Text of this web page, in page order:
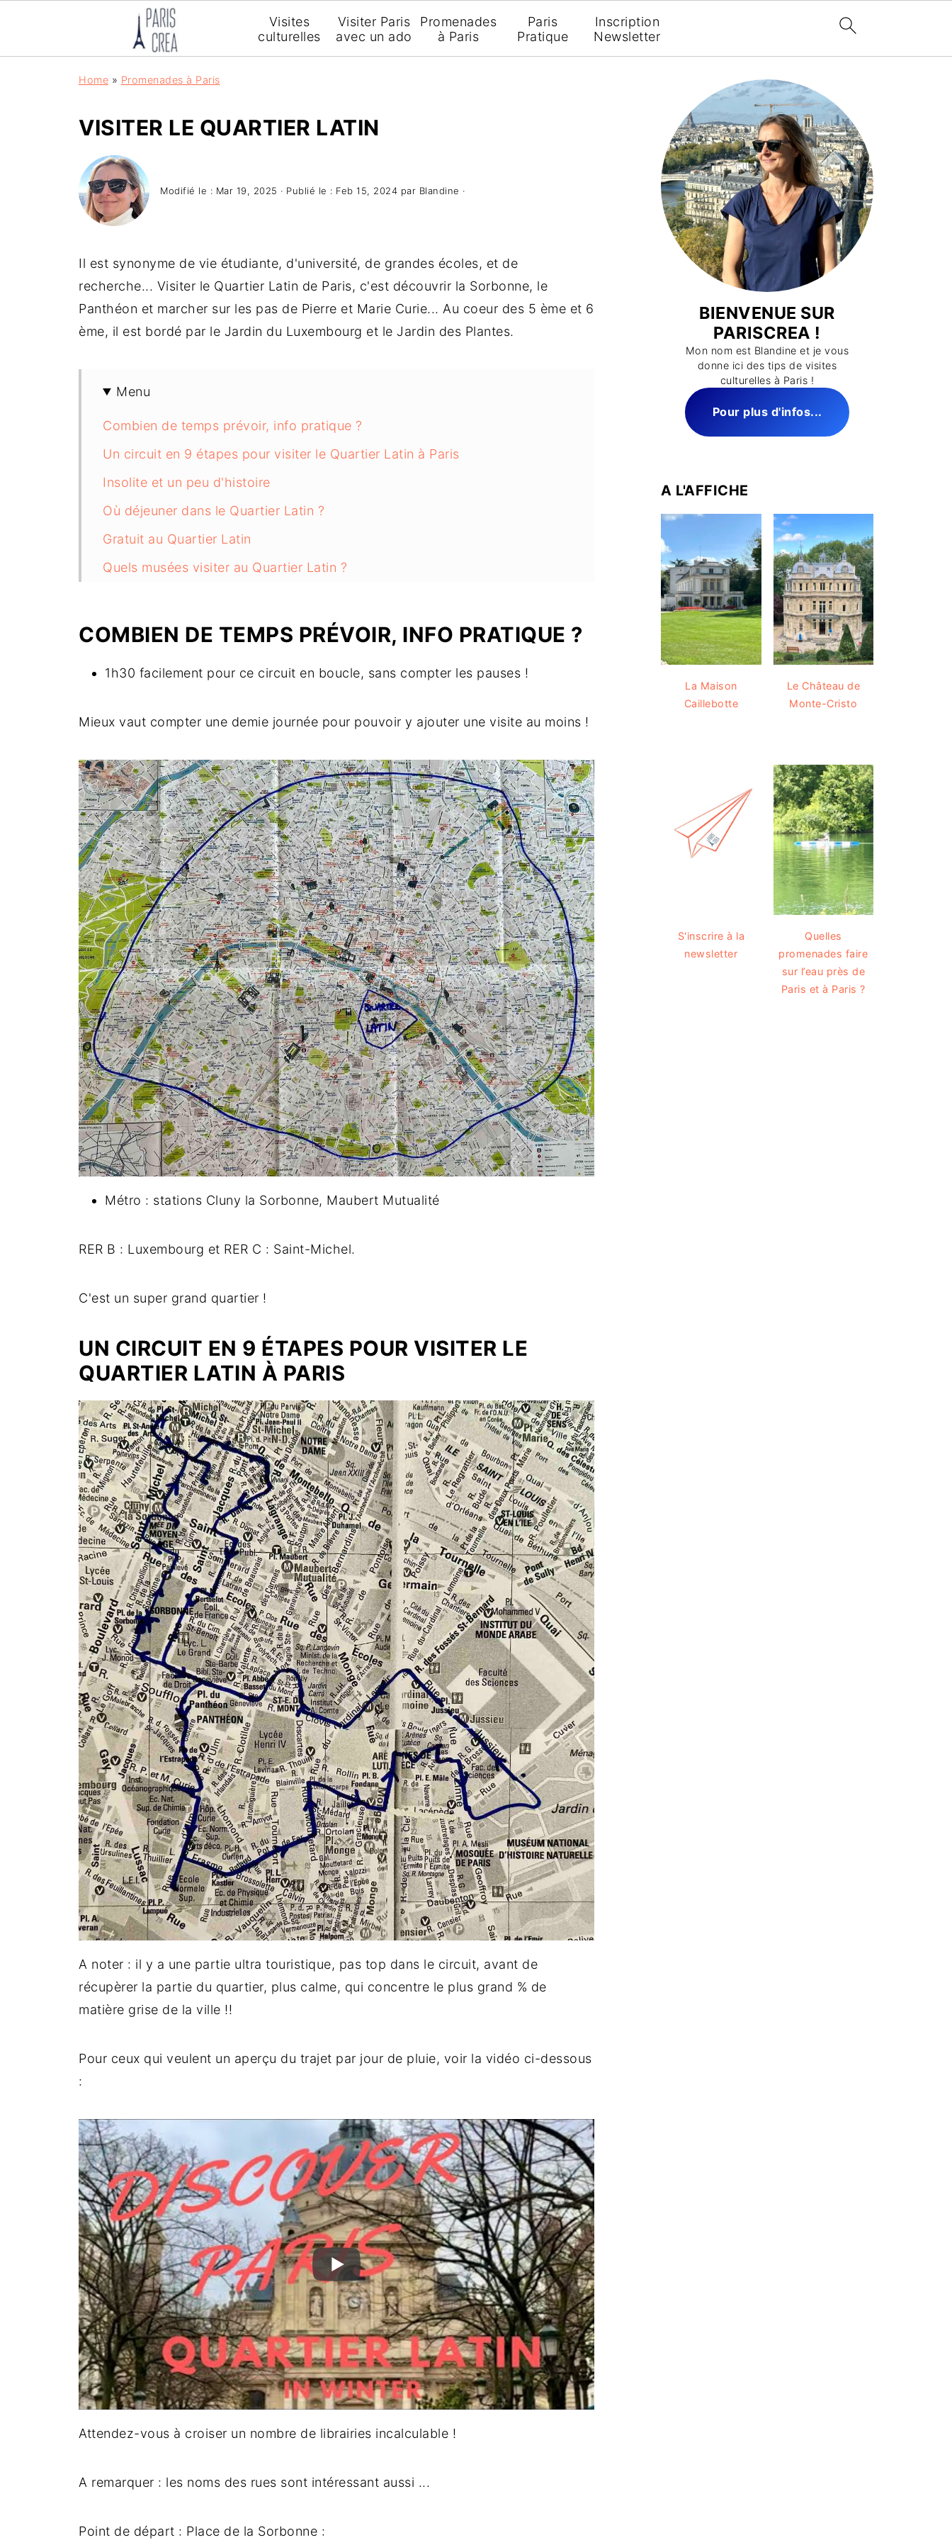
Visites
culturelles
Visiter Paris
avec un ado
Promenades
à Paris
Paris
Pratique
Inscription
Newsletter
Home » Promenades à Paris
VISITER LE QUARTIER LATIN
Modifié le : Mar 19, 2025 · Publié le : Feb 15, 2024 par Blandine ·
Il est synonyme de vie étudiante, d'université, de grandes écoles, et de
recherche... Visiter le Quartier Latin de Paris, c'est découvrir la Sorbonne, le
Panthéon et marcher sur les pas de Pierre et Marie Curie... Au coeur des 5 ème et 6
ème, il est bordé par le Jardin du Luxembourg et le Jardin des Plantes.
Menu
Combien de temps prévoir, info pratique ?
Un circuit en 9 étapes pour visiter le Quartier Latin à Paris
Insolite et un peu d'histoire
Où déjeuner dans le Quartier Latin ?
Gratuit au Quartier Latin
Quels musées visiter au Quartier Latin ?
Que faire après la visite du Quartier latin ?
COMBIEN DE TEMPS PRÉVOIR, INFO PRATIQUE ?
1h30 facilement pour ce circuit en boucle, sans compter les pauses !
Mieux vaut compter une demie journée pour pouvoir y ajouter une visite au moins !
Métro : stations Cluny la Sorbonne, Maubert Mutualité
RER B : Luxembourg et RER C : Saint-Michel.
C'est un super grand quartier !
UN CIRCUIT EN 9 ÉTAPES POUR VISITER LE
QUARTIER LATIN À PARIS
A noter : il y a une partie ultra touristique, pas top dans le circuit, avant de
récupèrer la partie du quartier, plus calme, qui concentre le plus grand % de
matière grise de la ville !!
Pour ceux qui veulent un aperçu du trajet par jour de pluie, voir la vidéo ci-dessous
:
Attendez-vous à croiser un nombre de librairies incalculable !
A remarquer : les noms des rues sont intéressant aussi ...
Point de départ : Place de la Sorbonne :
BIENVENUE SUR
PARISCREA !
Mon nom est Blandine et je vous
donne ici des tips de visites
culturelles à Paris !
Pour plus d'infos...
A L'AFFICHE
La Maison
Caillebotte
Le Château de
Monte-Cristo
S'inscrire à la
newsletter
Quelles
promenades faire
sur l’eau près de
Paris et à Paris ?